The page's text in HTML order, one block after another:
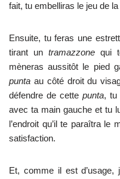
fait, tu embelliras le jeu de
Ensuite, tu feras une
tirant un tramazzone qui
mèneras aussitôt le pied
punta au côté droit du
défendre de cette punta, tu
avec ta main gauche et tu
l’endroit qu’il te paraîtra le
satisfaction.
Et, comme il est